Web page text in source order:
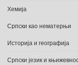
Хемија
Српски као нематерњи
Историја и географија
Српски језик и